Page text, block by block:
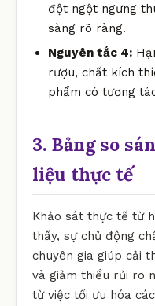
đột ngột ngưng
sàng rõ ràng.
Nguyên tắc 4:
rượu, chất kích
phẩm có tương
3. Bảng so
liệu thực tế
Khảo sát thực tế từ
thấy, sự chủ động
chuyên gia giúp cải
và giảm thiểu rủi ro
từ việc tối ưu hóa